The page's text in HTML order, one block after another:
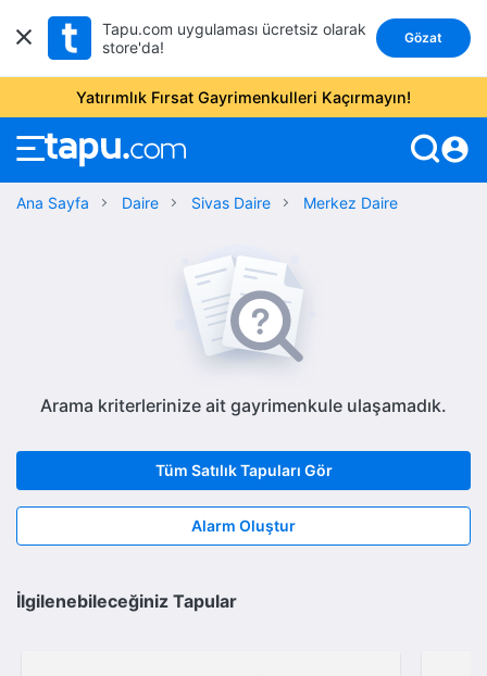
Tapu.com uygulaması ücretsiz olarak
store'da!
Gözat
Yatırımlık Fırsat Gayrimenkulleri Kaçırmayın!
account_circle
Ana Sayfa Daire Sivas Daire Merkez Daire
Arama kriterlerinize ait gayrimenkule ulaşamadık.
Tüm Satılık Tapuları Gör
Alarm Oluştur
İlgilenebileceğiniz Tapular